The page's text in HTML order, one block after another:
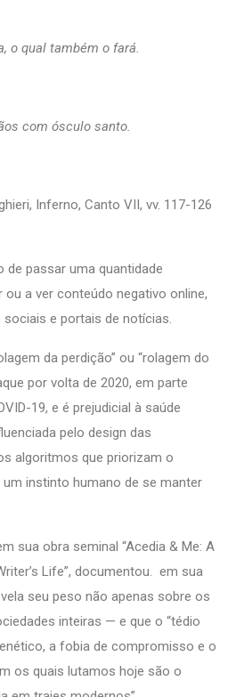
o qual também o fará.
com ósculo santo.
Inferno, Canto VII, vv. 117-126
de passar uma quantidade
a ver conteúdo negativo online,
e portais de notícias.
da perdição” ou “rolagem do
por volta de 2020, em parte
19, e é prejudicial à saúde
pelo design das
algoritmos que priorizam o
instinto humano de se manter
sua obra seminal “Acedia & Me: A
Life”, documentou. em sua
seu peso não apenas sobre os
inteiras — e que o “tédio
a fobia de compromisso e o
os quais lutamos hoje são o